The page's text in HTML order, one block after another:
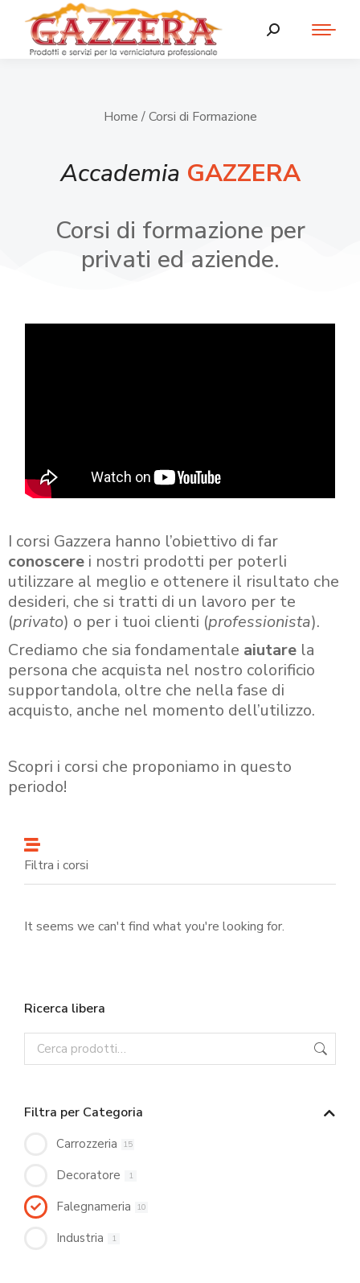
Home / Corsi di Formazione
Accademia GAZZERA
Corsi di formazione per
privati ed aziende.
I corsi Gazzera hanno l’obiettivo di far
conoscere i nostri prodotti per poterli
utilizzare al meglio e ottenere il risultato che
desideri, che si tratti di un lavoro per te
(privato) o per i tuoi clienti (professionista).
Crediamo che sia fondamentale aiutare la
persona che acquista nel nostro colorificio
supportandola, oltre che nella fase di
acquisto, anche nel momento dell’utilizzo.
Scopri i corsi che proponiamo in questo
periodo!
Filtra i corsi
It seems we can't find what you're looking for.
Ricerca libera
Filtra per Categoria
Carrozzeria 15
Decoratore 1
Falegnameria 10
Industria 1